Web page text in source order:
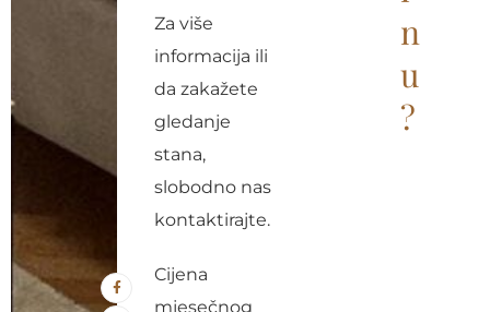
Za više
informacija ili
da zakažete
gledanje
stana,
slobodno nas
kontaktirajte.
Cijena
mjesečnog
n
u
?